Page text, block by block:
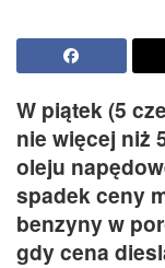
W piątek (5
nie więcej niż
oleju
spadek ceny
benzyny w
gdy cena